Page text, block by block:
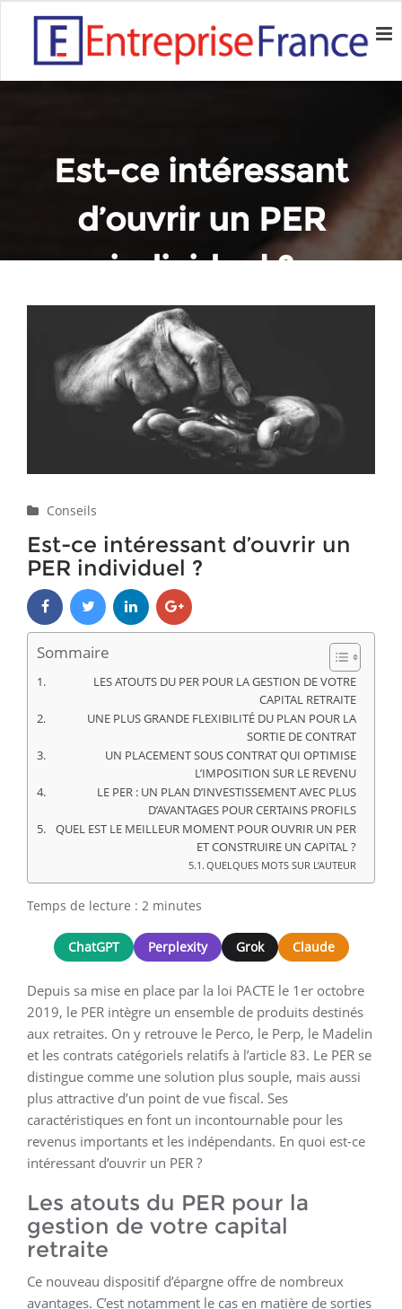
Est-ce intéressant
d’ouvrir un PER
individuel ?
Home Conseils Est-ce intéressant d’ouvrir un PER individuel ?
Conseils
Est-ce intéressant d’ouvrir un
PER individuel ?
Sommaire
LES ATOUTS DU PER POUR LA GESTION DE VOTRE
CAPITAL RETRAITE
UNE PLUS GRANDE FLEXIBILITÉ DU PLAN POUR LA
SORTIE DE CONTRAT
UN PLACEMENT SOUS CONTRAT QUI OPTIMISE
L’IMPOSITION SUR LE REVENU
LE PER : UN PLAN D’INVESTISSEMENT AVEC PLUS
D’AVANTAGES POUR CERTAINS PROFILS
QUEL EST LE MEILLEUR MOMENT POUR OUVRIR UN PER
ET CONSTRUIRE UN CAPITAL ?
QUELQUES MOTS SUR L’AUTEUR
Temps de lecture : 2 minutes
ChatGPT Perplexity Grok Claude
Depuis sa mise en place par la loi PACTE le 1er octobre
2019, le PER intègre un ensemble de produits destinés
aux retraites. On y retrouve le Perco, le Perp, le Madelin
et les contrats catégoriels relatifs à l’article 83. Le PER se
distingue comme une solution plus souple, mais aussi
plus attractive d’un point de vue fiscal. Ses
caractéristiques en font un incontournable pour les
revenus importants et les indépendants. En quoi est-ce
intéressant d’ouvrir un PER ?
Les atouts du PER pour la
gestion de votre capital
retraite
Ce nouveau dispositif d’épargne offre de nombreux
avantages. C’est notamment le cas en matière de sorties